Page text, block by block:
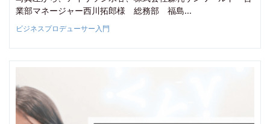
業部マネージャー西川拓郎様 総務部 福島…
ビジネスプロデューサー入門